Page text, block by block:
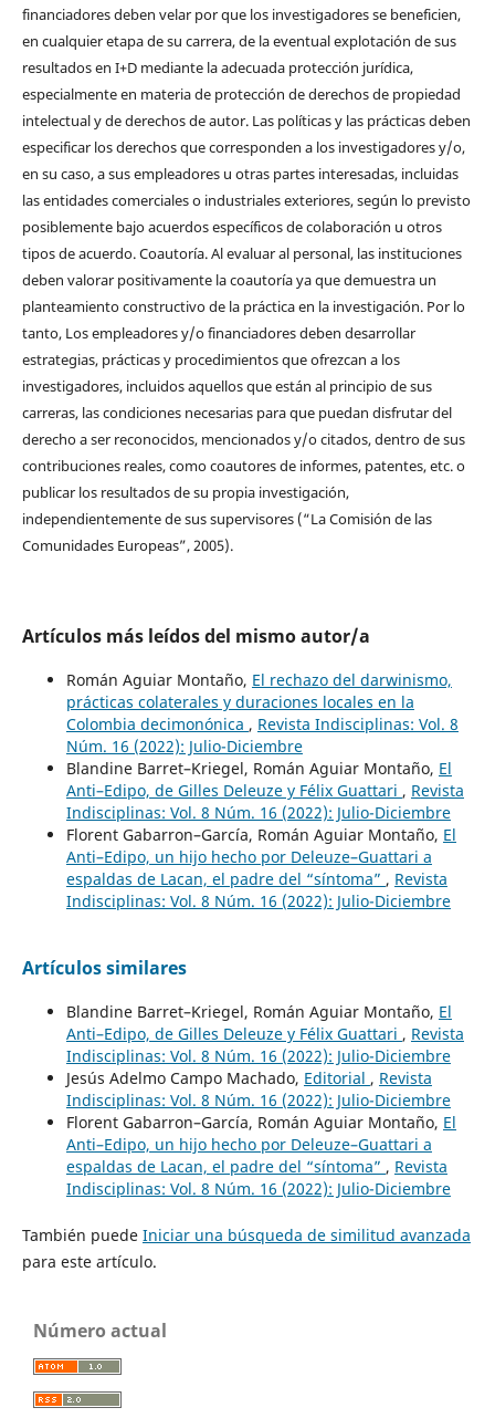
financiadores deben velar por que los investigadores se beneficien,
en cualquier etapa de su carrera, de la eventual explotación de sus
resultados en I+D mediante la adecuada protección jurídica,
especialmente en materia de protección de derechos de propiedad
intelectual y de derechos de autor. Las políticas y las prácticas deben
especificar los derechos que corresponden a los investigadores y/o,
en su caso, a sus empleadores u otras partes interesadas, incluidas
las entidades comerciales o industriales exteriores, según lo previsto
posiblemente bajo acuerdos específicos de colaboración u otros
tipos de acuerdo. Coautoría. Al evaluar al personal, las instituciones
deben valorar positivamente la coautoría ya que demuestra un
planteamiento constructivo de la práctica en la investigación. Por lo
tanto, Los empleadores y/o financiadores deben desarrollar
estrategias, prácticas y procedimientos que ofrezcan a los
investigadores, incluidos aquellos que están al principio de sus
carreras, las condiciones necesarias para que puedan disfrutar del
derecho a ser reconocidos, mencionados y/o citados, dentro de sus
contribuciones reales, como coautores de informes, patentes, etc. o
publicar los resultados de su propia investigación,
independientemente de sus supervisores (“La Comisión de las
Comunidades Europeas”, 2005).
Artículos más leídos del mismo autor/a
Román Aguiar Montaño, El rechazo del darwinismo,
prácticas colaterales y duraciones locales en la
Colombia decimonónica , Revista Indisciplinas: Vol. 8
Núm. 16 (2022): Julio-Diciembre
Blandine Barret–Kriegel, Román Aguiar Montaño, El
Anti–Edipo, de Gilles Deleuze y Félix Guattari , Revista
Indisciplinas: Vol. 8 Núm. 16 (2022): Julio-Diciembre
Florent Gabarron–García, Román Aguiar Montaño, El
Anti–Edipo, un hijo hecho por Deleuze–Guattari a
espaldas de Lacan, el padre del “síntoma” , Revista
Indisciplinas: Vol. 8 Núm. 16 (2022): Julio-Diciembre
Artículos similares
Blandine Barret–Kriegel, Román Aguiar Montaño, El
Anti–Edipo, de Gilles Deleuze y Félix Guattari , Revista
Indisciplinas: Vol. 8 Núm. 16 (2022): Julio-Diciembre
Jesús Adelmo Campo Machado, Editorial , Revista
Indisciplinas: Vol. 8 Núm. 16 (2022): Julio-Diciembre
Florent Gabarron–García, Román Aguiar Montaño, El
Anti–Edipo, un hijo hecho por Deleuze–Guattari a
espaldas de Lacan, el padre del “síntoma” , Revista
Indisciplinas: Vol. 8 Núm. 16 (2022): Julio-Diciembre
También puede Iniciar una búsqueda de similitud avanzada
para este artículo.
Número actual